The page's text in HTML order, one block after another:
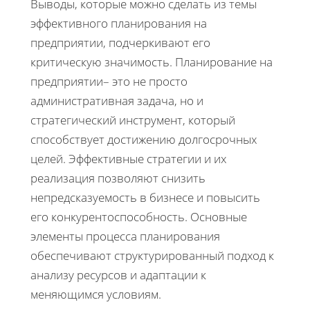
Выводы, которые можно сделать из темы
эффективного планирования на
предприятии, подчеркивают его
критическую значимость. Планирование на
предприятии– это не просто
административная задача, но и
стратегический инструмент, который
способствует достижению долгосрочных
целей. Эффективные стратегии и их
реализация позволяют снизить
непредсказуемость в бизнесе и повысить
его конкурентоспособность. Основные
элементы процесса планирования
обеспечивают структурированный подход к
анализу ресурсов и адаптации к
меняющимся условиям.